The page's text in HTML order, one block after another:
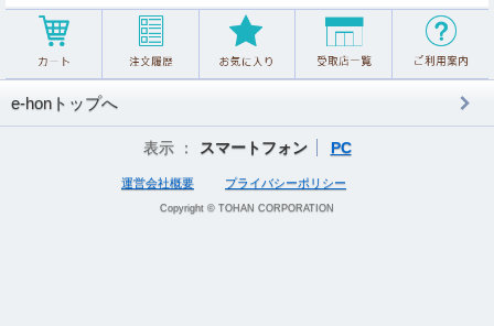
e-honトップへ
表示 ： スマートフォン PC
運営会社概要 プライバシーポリシー
Copyright © TOHAN CORPORATION